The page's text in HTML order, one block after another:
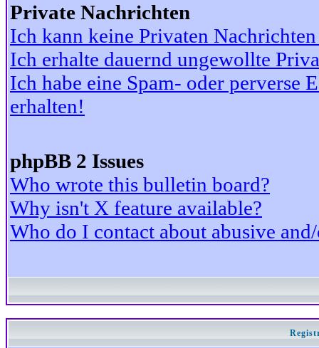
Private Nachrichten
Ich kann keine Privaten
Ich erhalte dauernd ungewollte
Ich habe eine Spam- oder perverse
erhalten!
phpBB 2 Issues
Who wrote this bulletin board?
Why isn't X feature available?
Who do I contact about abusive